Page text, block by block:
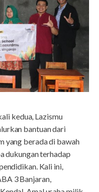
kedua, Lazismu
bantuan dari
yang berada di bawah
dukungan terhadap
Kali ini,
3 Banjaran,